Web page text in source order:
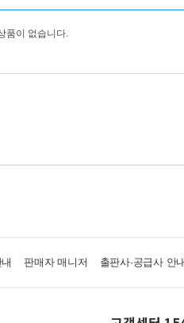
품이 없습니다.
판매자 매니저 출판사·공급사 안내